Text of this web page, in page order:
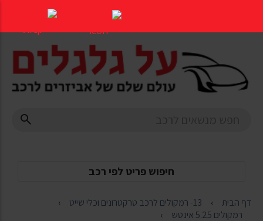
העמוד
חיפוש פריט לפי רכב
דף הבית
13- רמקולים לרכב טרקטרונים וכלי שייט
רמקולים 5.25 אינטש